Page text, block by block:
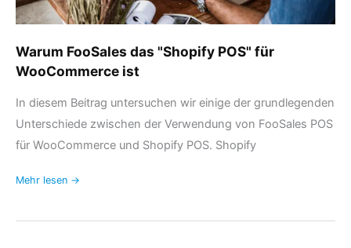
Warum FooSales das "Shopify POS" für
WooCommerce ist
In diesem Beitrag untersuchen wir einige der grundlegenden
Unterschiede zwischen der Verwendung von FooSales POS
für WooCommerce und Shopify POS. Shopify
Mehr lesen →